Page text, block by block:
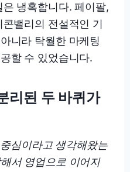
냉혹합니다. 페이팔,
밸리의 전설적인 기
니라 탁월한 마케팅
할 수 있었습니다.
리된 두 바퀴가
중심이라고 생각해왔는
서 영업으로 이어지